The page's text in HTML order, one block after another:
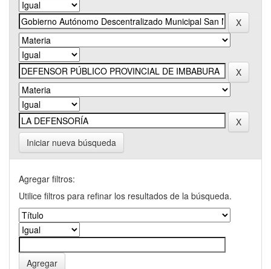
Iniciar nueva búsqueda
Agregar filtros:
Utilice filtros para refinar los resultados de la búsqueda.